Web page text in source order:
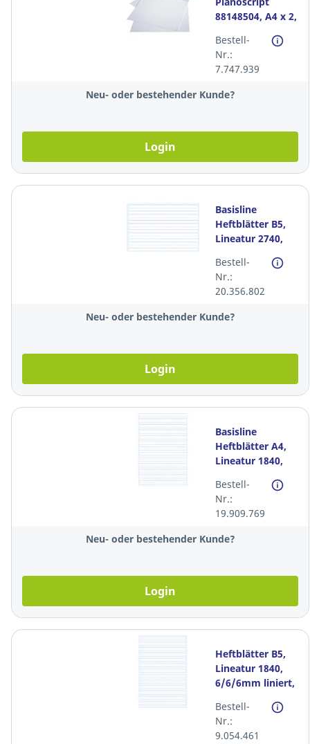
88148504, A4 x 2,
FSC, 90g. Pack à
250
Bestell-
Nr.:
7.747.939
Neu- oder bestehender Kunde?
Login
Basisline
Heftblätter B5,
Lineatur 2740,
90g, Pack à 500
Blatt
Bestell-
Nr.:
20.356.802
Neu- oder bestehender Kunde?
Login
Basisline
Heftblätter A4,
Lineatur 1840,
90g, Pack à 500
Blatt
Bestell-
Nr.:
19.909.769
Neu- oder bestehender Kunde?
Login
Heftblätter B5,
Lineatur 1840,
6/6/6mm liniert,
à 500 Stück
Bestell-
Nr.:
9.054.461